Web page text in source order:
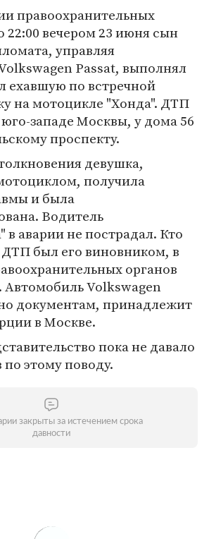
правоохранительных
22:00 вечером 23 июня сын
управляя
Passat, выполнял
ехавшую по встречной
на мотоцикле "Хонда". ДТП
западе Москвы, у дома 56
проспекту.
девушка,
получила
и была
Водитель
в аварии не пострадал. Кто
ДТП был его виновником, в
органов
Автомобиль Volkswagen
документам, принадлежит
в Москве.
пока не давало
этому поводу.
закрыты за истечением срока
давности